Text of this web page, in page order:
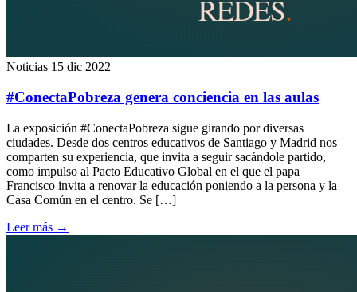
Noticias 15 dic 2022
#ConectaPobreza genera conciencia en las aulas
La exposición #ConectaPobreza sigue girando por diversas
ciudades. Desde dos centros educativos de Santiago y Madrid nos
comparten su experiencia, que invita a seguir sacándole partido,
como impulso al Pacto Educativo Global en el que el papa
Francisco invita a renovar la educación poniendo a la persona y la
Casa Común en el centro. Se […]
Leer más →